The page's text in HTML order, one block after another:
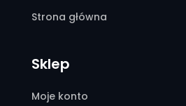
Strona główna
Sklep
Moje konto